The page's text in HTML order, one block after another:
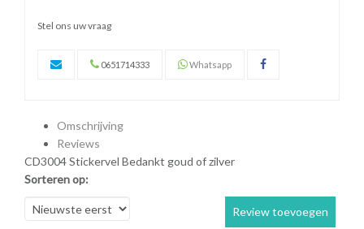
Stel ons uw vraag
0651714333 Whatsapp
Omschrijving
Reviews
CD3004 Stickervel Bedankt goud of zilver
Sorteren op:
Review toevoegen